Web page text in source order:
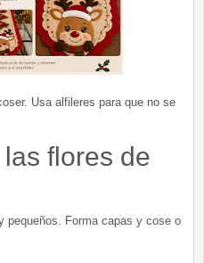
Usa alfileres para que no se
flores de
pequeños. Forma capas y cose o